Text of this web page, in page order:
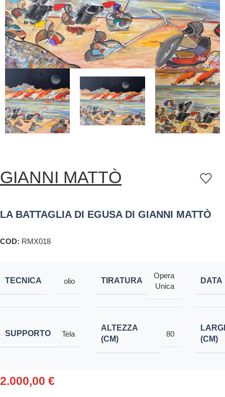
GIANNI MATTÒ
LA BATTAGLIA DI EGUSA DI GIANNI MATTÒ
COD: RMX018
TECNICA olio TIRATURA
Opera
Unica
DATA
SUPPORTO Tela
ALTEZZA
(CM)
80
(CM)
2.000,00 €